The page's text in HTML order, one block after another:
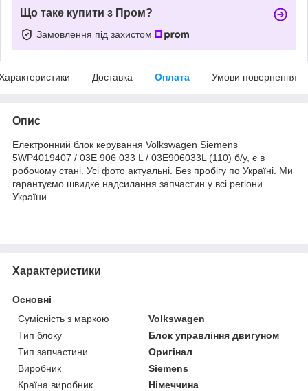
Що таке купити з Пром?
Замовлення під захистом
Доставка Оплата Умови повернення
Опис
Електронний блок керування Volkswagen Siemens
5WP4019407 / 03E 906 033 L / 03E906033L (110) б/у, є в
робочому стані. Усі фото актуальні. Без пробігу по Україні. Ми
гарантуємо швидке надсилання запчастин у всі регіони
України.
Характеристики
Основні
Сумісність з маркою
Volkswagen
Тип блоку
Блок управління двигуном
Тип запчастини
Оригінал
Виробник
Siemens
Країна виробник
Німеччина